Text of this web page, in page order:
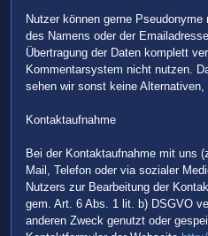
Nutzer können gerne
des Namens oder der
Übertragung der Daten komplett
Kommentarsystem nicht nutzen.
sehen wir sonst keine
Kontaktaufnahme
Bei der Kontaktaufnahme mit uns
Mail, Telefon oder via sozialer
Nutzers zur Bearbeitung der
gem. Art. 6 Abs. 1 lit. b) DSGVO
anderen Zweck genutzt oder